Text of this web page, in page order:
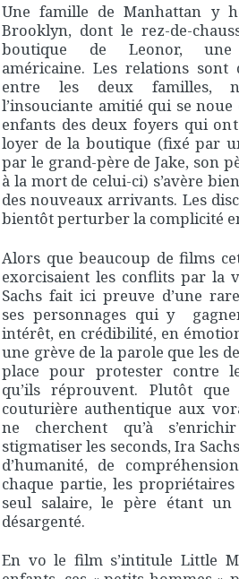
Une famille de Manhattan y
Brooklyn, dont le rez-de-
boutique de Leonor,
américaine. Les relations sont
entre les deux familles,
l’insouciante amitié qui se noue
enfants des deux foyers qui
loyer de la boutique (fixé par
par le grand-père de Jake, son
à la mort de celui-ci) s’avère
des nouveaux arrivants. Les
bientôt perturber la complicité
Alors que beaucoup de films
exorcisaient les conflits par la
Sachs fait ici preuve d’une
ses personnages qui y
intérêt, en crédibilité, en
une grève de la parole que les
place pour protester contre
qu’ils réprouvent. Plutôt que
couturière authentique aux
ne cherchent qu’à
stigmatiser les seconds, Ira
d’humanité, de
chaque partie, les
seul salaire, le père étant un
désargenté.
En vo le film s’intitule Little